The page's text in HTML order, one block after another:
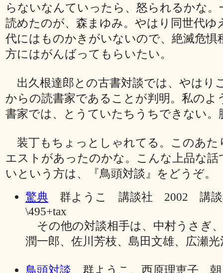
らないなんていったら、怒られるかな。
読めたのが、森まゆみ。やはり同世代ゆ
代にはものかきがいないので、絶滅危惧
方にはがんばってもらいたい。
出久根達郎との古書対談では、やはり
からの読書家であることが判明。私のよ
書家では、とうていたちうちできない。
装丁もちょっとしゃれてる。このあた
エストがあったのかな。こんな上品な
いという方は、『鳥頭対談』をどうぞ。
驚典 群ようこ 講談社 2002 講
\495+tax
その他の対談相手は、中村うさぎ
潤一郎、佐川芳枝、島田文雄、広瀬光
鳥頭対談 群ようこ、西原理恵子